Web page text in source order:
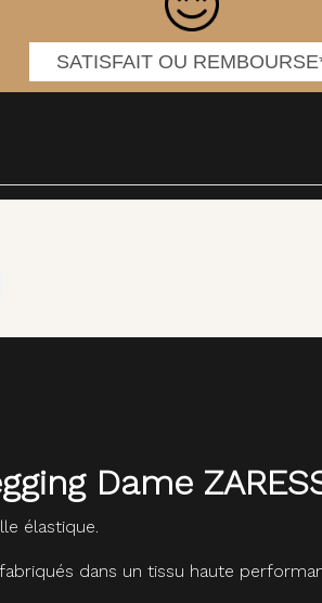
SATISFAIT OU
Dame
élastique.
dans un tissu haute